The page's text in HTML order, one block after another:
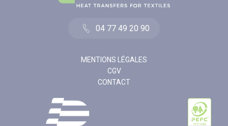
04 77 49 20 90
MENTIONS LÉGALES
CGV
CONTACT